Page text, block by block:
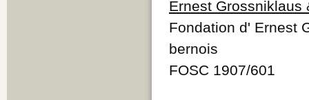
Ernest Grossniklaus
Fondation d' Ernest
bernois
FOSC 1907/601